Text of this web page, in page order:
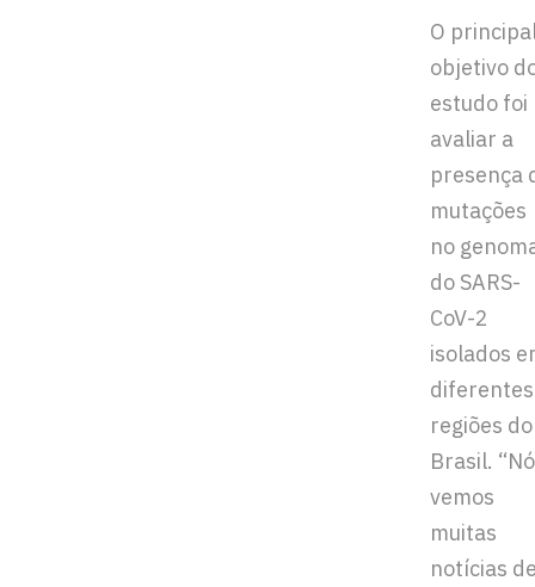
O
objetivo
estudo foi
avaliar a
presença
mutações
no
do SARS-
CoV-2
isolados
diferentes
regiões do
Brasil.
vemos
muitas
notícias